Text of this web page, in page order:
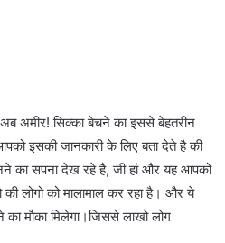
अमीर! सिक्का बेचने का इससे बेहतरीन
इसकी जानकारी के लिए बता देते है की
का सपना देख रहे है, जी हां और यह आपको
लोगो को मालामाल कर रहा है। और ये
मौका मिलेगा।जिससे लाखो लोग